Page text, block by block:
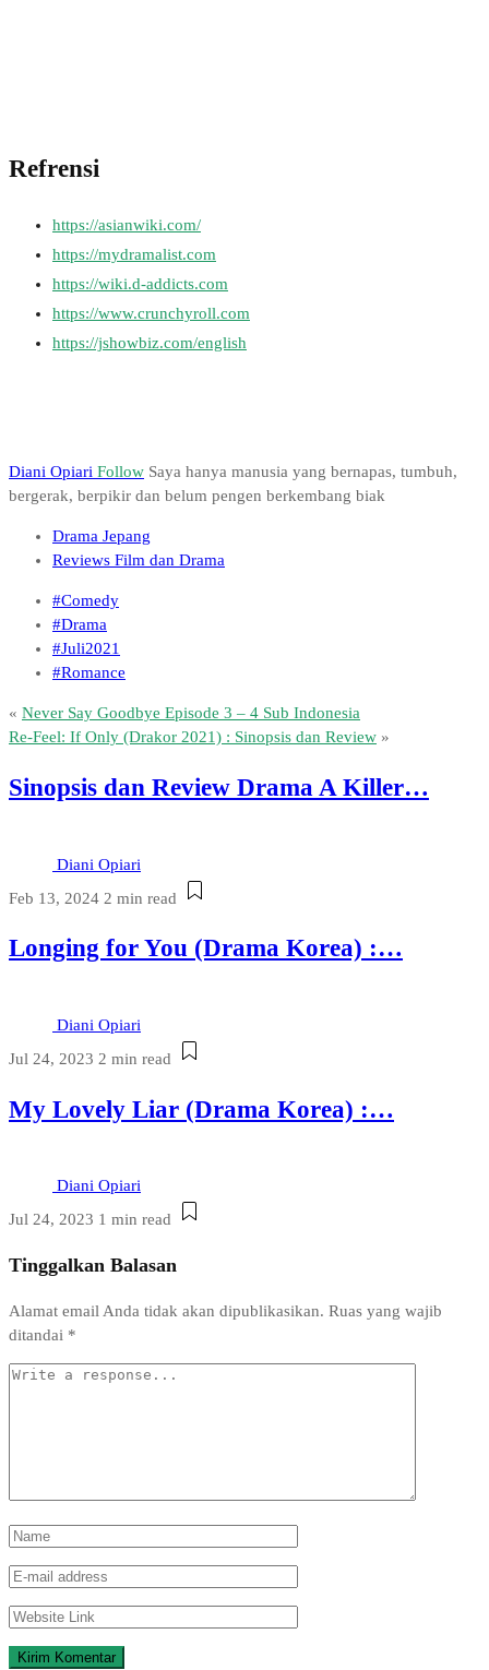
Refrensi
https://asianwiki.com/
https://mydramalist.com
https://wiki.d-addicts.com
https://www.crunchyroll.com
https://jshowbiz.com/english
Diani Opiari Follow Saya hanya manusia yang bernapas, tumbuh,
bergerak, berpikir dan belum pengen berkembang biak
Drama Jepang
Reviews Film dan Drama
#Comedy
#Drama
#Juli2021
#Romance
« Never Say Goodbye Episode 3 – 4 Sub Indonesia
Re-Feel: If Only (Drakor 2021) : Sinopsis dan Review »
Sinopsis dan Review Drama A Killer…
Diani Opiari
Feb 13, 2024 2 min read
Longing for You (Drama Korea) :…
Diani Opiari
Jul 24, 2023 2 min read
My Lovely Liar (Drama Korea) :…
Diani Opiari
Jul 24, 2023 1 min read
Tinggalkan Balasan
Alamat email Anda tidak akan dipublikasikan. Ruas yang wajib
ditandai *